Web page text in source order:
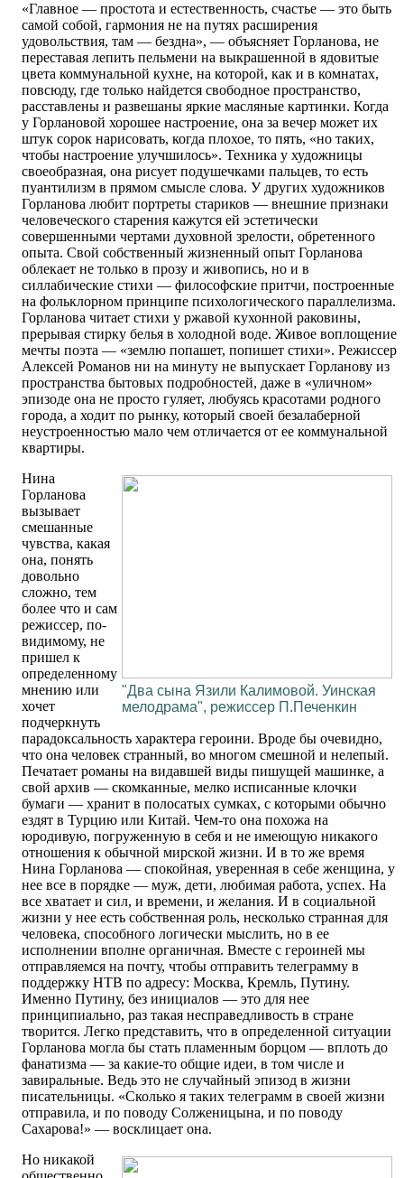
«Главное — простота и естественность, счастье — это быть
самой собой, гармония не на путях расширения
удовольствия, там — бездна», — объясняет Горланова, не
переставая лепить пельмени на выкрашенной в ядовитые
цвета коммунальной кухне, на которой, как и в комнатах,
повсюду, где только найдется свободное пространство,
расставлены и развешаны яркие масляные картинки. Когда
у Горлановой хорошее настроение, она за вечер может их
штук сорок нарисовать, когда плохое, то пять, «но таких,
чтобы настроение улучшилось». Техника у художницы
своеобразная, она рисует подушечками пальцев, то есть
пуантилизм в прямом смысле слова. У других художников
Горланова любит портреты стариков — внешние признаки
человеческого старения кажутся ей эстетически
совершенными чертами духовной зрелости, обретенного
опыта. Свой собственный жизненный опыт Горланова
облекает не только в прозу и живопись, но и в
силлабические стихи — философские притчи, построенные
на фольклорном принципе психологического параллелизма.
Горланова читает стихи у ржавой кухонной раковины,
прерывая стирку белья в холодной воде. Живое воплощение
мечты поэта — «землю попашет, попишет стихи». Режиссер
Алексей Романов ни на минуту не выпускает Горланову из
пространства бытовых подробностей, даже в «уличном»
эпизоде она не просто гуляет, любуясь красотами родного
города, а ходит по рынку, который своей безалаберной
неустроенностью мало чем отличается от ее коммунальной
квартиры.
"Два сына Язили Калимовой. Уинская
мелодрама", режиссер П.Печенкин
Нина
Горланова
вызывает
смешанные
чувства, какая
она, понять
довольно
сложно, тем
более что и сам
режиссер, по-
видимому, не
пришел к
определенному
мнению или
хочет
подчеркнуть
парадоксальность характера героини. Вроде бы очевидно,
что она человек странный, во многом смешной и нелепый.
Печатает романы на видавшей виды пишущей машинке, а
свой архив — скомканные, мелко исписанные клочки
бумаги — хранит в полосатых сумках, с которыми обычно
ездят в Турцию или Китай. Чем-то она похожа на
юродивую, погруженную в себя и не имеющую никакого
отношения к обычной мирской жизни. И в то же время
Нина Горланова — спокойная, уверенная в себе женщина, у
нее все в порядке — муж, дети, любимая работа, успех. На
все хватает и сил, и времени, и желания. И в социальной
жизни у нее есть собственная роль, несколько странная для
человека, способного логически мыслить, но в ее
исполнении вполне органичная. Вместе с героиней мы
отправляемся на почту, чтобы отправить телеграмму в
поддержку НТВ по адресу: Москва, Кремль, Путину.
Именно Путину, без инициалов — это для нее
принципиально, раз такая несправедливость в стране
творится. Легко представить, что в определенной ситуации
Горланова могла бы стать пламенным борцом — вплоть до
фанатизма — за какие-то общие идеи, в том числе и
завиральные. Ведь это не случайный эпизод в жизни
писательницы. «Сколько я таких телеграмм в своей жизни
отправила, и по поводу Солженицына, и по поводу
Сахарова!» — восклицает она.
Но никакой